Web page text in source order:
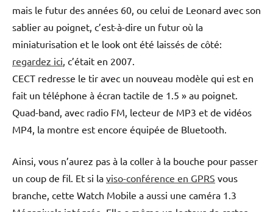
mais le futur des années 60, ou celui de Leonard avec son
sablier au poignet, c’est-à-dire un futur où la
miniaturisation et le look ont été laissés de côté:
regardez ici , c’était en 2007.
CECT redresse le tir avec un nouveau modèle qui est en
fait un téléphone à écran tactile de 1.5 » au poignet.
Quad-band, avec radio FM, lecteur de MP3 et de vidéos
MP4, la montre est encore équipée de Bluetooth.
Ainsi, vous n’aurez pas à la coller à la bouche pour passer
un coup de fil. Et si la viso-conférence en GPRS vous
branche, cette Watch Mobile a aussi une caméra 1.3